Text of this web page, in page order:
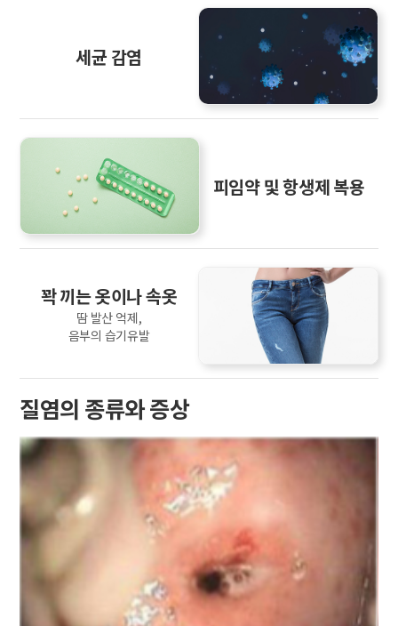
세균 감염
피임약 및 항생제 복용
꽉 끼는 옷이나 속옷
땀 발산 억제,
음부의 습기유발
질염의 종류와 증상